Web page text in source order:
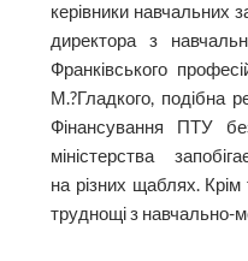
керівники навчальних
директора з
Франківського
М.?Гладкого, подібна
Фінансування ПТУ
міністерства
на різних щаблях.
труднощі з навчально-